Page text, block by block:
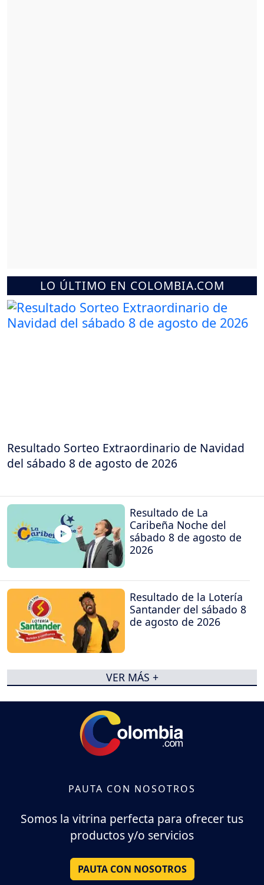
LO ÚLTIMO EN COLOMBIA.COM
Resultado Sorteo Extraordinario de Navidad
del sábado 8 de agosto de 2026
Resultado de La
Caribeña Noche del
sábado 8 de agosto de
2026
Resultado de la Lotería
Santander del sábado 8
de agosto de 2026
VER MÁS +
PAUTA CON NOSOTROS
Somos la vitrina perfecta para ofrecer tus
productos y/o servicios
PAUTA CON NOSOTROS